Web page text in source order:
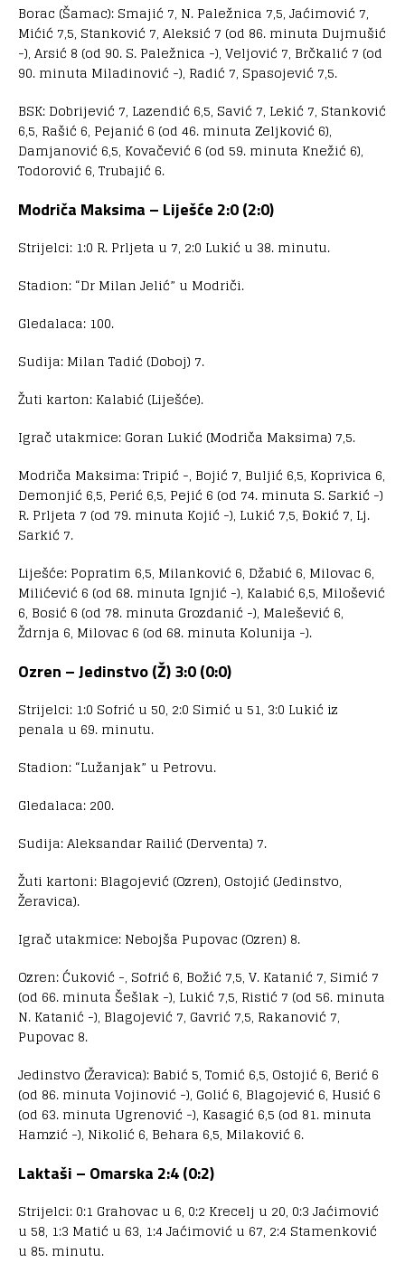
Borac (Šamac): Smajić 7, N. Paležnica 7,5, Jaćimović 7,
Mićić 7,5, Stanković 7, Aleksić 7 (od 86. minuta Dujmušić
-), Arsić 8 (od 90. S. Paležnica -), Veljović 7, Brčkalić 7 (od
90. minuta Miladinović -), Radić 7, Spasojević 7,5.
BSK: Dobrijević 7, Lazendić 6,5, Savić 7, Lekić 7, Stanković
6,5, Rašić 6, Pejanić 6 (od 46. minuta Zeljković 6),
Damjanović 6,5, Kovačević 6 (od 59. minuta Knežić 6),
Todorović 6, Trubajić 6.
Modriča Maksima – Liješće 2:0 (2:0)
Strijelci: 1:0 R. Prljeta u 7, 2:0 Lukić u 38. minutu.
Stadion: “Dr Milan Jelić” u Modriči.
Gledalaca: 100.
Sudija: Milan Tadić (Doboj) 7.
Žuti karton: Kalabić (Liješće).
Igrač utakmice: Goran Lukić (Modriča Maksima) 7,5.
Modriča Maksima: Tripić -, Bojić 7, Buljić 6,5, Koprivica 6,
Demonjić 6,5, Perić 6,5, Pejić 6 (od 74. minuta S. Sarkić -)
R. Prljeta 7 (od 79. minuta Kojić -), Lukić 7,5, Đokić 7, Lj.
Sarkić 7.
Liješće: Popratim 6,5, Milanković 6, Džabić 6, Milovac 6,
Milićević 6 (od 68. minuta Ignjić -), Kalabić 6,5, Milošević
6, Bosić 6 (od 78. minuta Grozdanić -), Malešević 6,
Ždrnja 6, Milovac 6 (od 68. minuta Kolunija -).
Ozren – Jedinstvo (Ž) 3:0 (0:0)
Strijelci: 1:0 Sofrić u 50, 2:0 Simić u 51, 3:0 Lukić iz
penala u 69. minutu.
Stadion: “Lužanjak” u Petrovu.
Gledalaca: 200.
Sudija: Aleksandar Railić (Derventa) 7.
Žuti kartoni: Blagojević (Ozren), Ostojić (Jedinstvo,
Žeravica).
Igrač utakmice: Nebojša Pupovac (Ozren) 8.
Ozren: Ćuković -, Sofrić 6, Božić 7,5, V. Katanić 7, Simić 7
(od 66. minuta Šešlak -), Lukić 7,5, Ristić 7 (od 56. minuta
N. Katanić -), Blagojević 7, Gavrić 7,5, Rakanović 7,
Pupovac 8.
Jedinstvo (Žeravica): Babić 5, Tomić 6,5, Ostojić 6, Berić 6
(od 86. minuta Vojinović -), Golić 6, Blagojević 6, Husić 6
(od 63. minuta Ugrenović -), Kasagić 6,5 (od 81. minuta
Hamzić -), Nikolić 6, Behara 6,5, Milaković 6.
Laktaši – Omarska 2:4 (0:2)
Strijelci: 0:1 Grahovac u 6, 0:2 Krecelj u 20, 0:3 Jaćimović
u 58, 1:3 Matić u 63, 1:4 Jaćimović u 67, 2:4 Stamenković
u 85. minutu.